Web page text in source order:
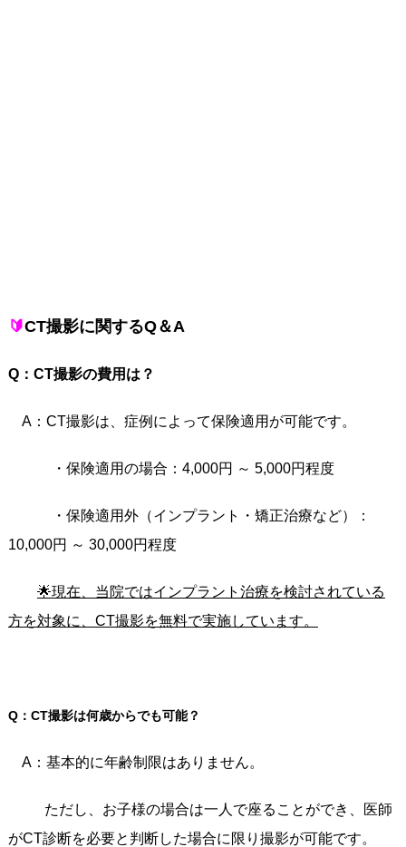
🔰CT撮影に関するQ＆A
Q：CT撮影の費用は？
A：CT撮影は、症例によって保険適用が可能です。
・保険適用の場合：4,000円 ～ 5,000円程度
・保険適用外（インプラント・矯正治療など）：
10,000円 ～ 30,000円程度
🌟現在、当院ではインプラント治療を検討されている
方を対象に、CT撮影を無料で実施しています。
Q：CT撮影は何歳からでも可能？
A：基本的に年齢制限はありません。
ただし、お子様の場合は一人で座ることができ、医師
がCT診断を必要と判断した場合に限り撮影が可能です。